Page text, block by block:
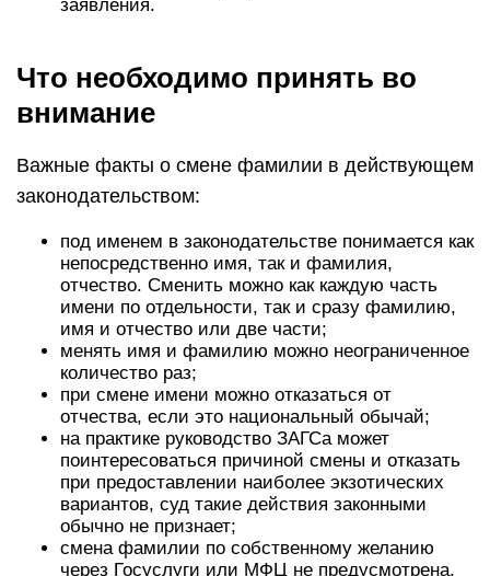
заявления.
Что необходимо принять во
внимание
Важные факты о смене фамилии в действующем
законодательством:
под именем в законодательстве понимается как
непосредственно имя, так и фамилия,
отчество. Сменить можно как каждую часть
имени по отдельности, так и сразу фамилию,
имя и отчество или две части;
менять имя и фамилию можно неограниченное
количество раз;
при смене имени можно отказаться от
отчества, если это национальный обычай;
на практике руководство ЗАГСа может
поинтересоваться причиной смены и отказать
при предоставлении наиболее экзотических
вариантов, суд такие действия законными
обычно не признает;
смена фамилии по собственному желанию
через Госуслуги или МФЦ не предусмотрена.